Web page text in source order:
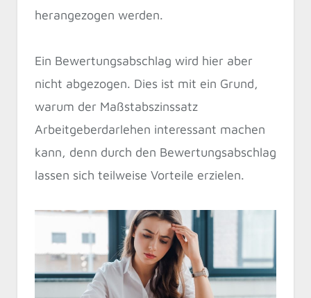
herangezogen werden.
Ein Bewertungsabschlag wird hier aber
nicht abgezogen. Dies ist mit ein Grund,
warum der Maßstabszinssatz
Arbeitgeberdarlehen interessant machen
kann, denn durch den Bewertungsabschlag
lassen sich teilweise Vorteile erzielen.